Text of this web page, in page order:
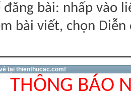
đăng bài: nhấp vào
bài viết, chọn
tại thienthucac.com!
THÔNG BÁO